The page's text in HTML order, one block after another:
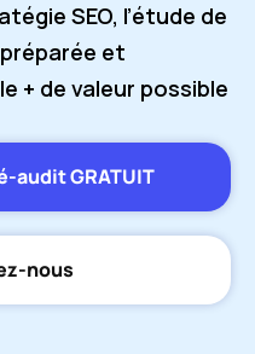
SEO, l’étude de
et
+ de valeur possible
audit GRATUIT
nous